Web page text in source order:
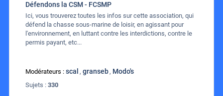
Défendons la CSM - FCSMP
Ici, vous trouverez toutes les infos sur cette association, qui
défend la chasse sous-marine de loisir, en agissant pour
l'environnement, en luttant contre les interdictions, contre le
permis payant, etc...
Modérateurs : scal , granseb, Modo's
Sujets : 330